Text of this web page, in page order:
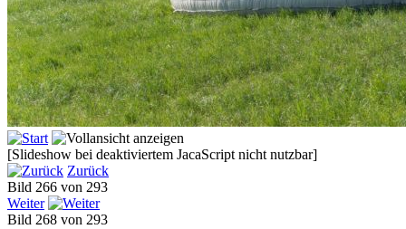
[Slideshow bei deaktiviertem JacaScript nicht nutzbar]
Zurück
Bild 266 von 293
Weiter
Bild 268 von 293